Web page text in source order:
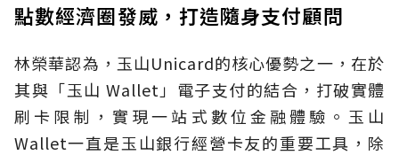
點數經濟圈發威，打造隨身支付顧問
林榮華認為，玉山Unicard的核心優勢之一，在於
其與「玉山 Wallet」電子支付的結合，打破實體
刷卡限制，實現一站式數位金融體驗。玉山
Wallet一直是玉山銀行經營卡友的重要工具，除